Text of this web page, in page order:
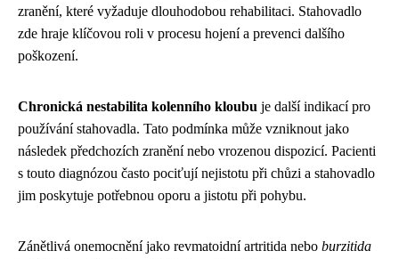
zranění, které vyžaduje dlouhodobou rehabilitaci. Stahovadlo
zde hraje klíčovou roli v procesu hojení a prevenci dalšího
poškození.
Chronická nestabilita kolenního kloubu je další indikací pro
používání stahovadla. Tato podmínka může vzniknout jako
následek předchozích zranění nebo vrozenou dispozicí. Pacienti
s touto diagnózou často pociťují nejistotu při chůzi a stahovadlo
jim poskytuje potřebnou oporu a jistotu při pohybu.
Zánětlivá onemocnění jako revmatoidní artritida nebo burzitida